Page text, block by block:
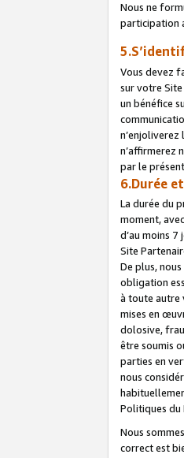
Nous ne
participation
Vous devez
sur votre
un bénéfice
n’affirmerez
par le
6.Durée
La durée du
moment,
d’au moins
Site
De plus,
obligation
à toute autre
mises en
dolosive,
être soumis
parties en
nous
Politiques du
Nous
correct est